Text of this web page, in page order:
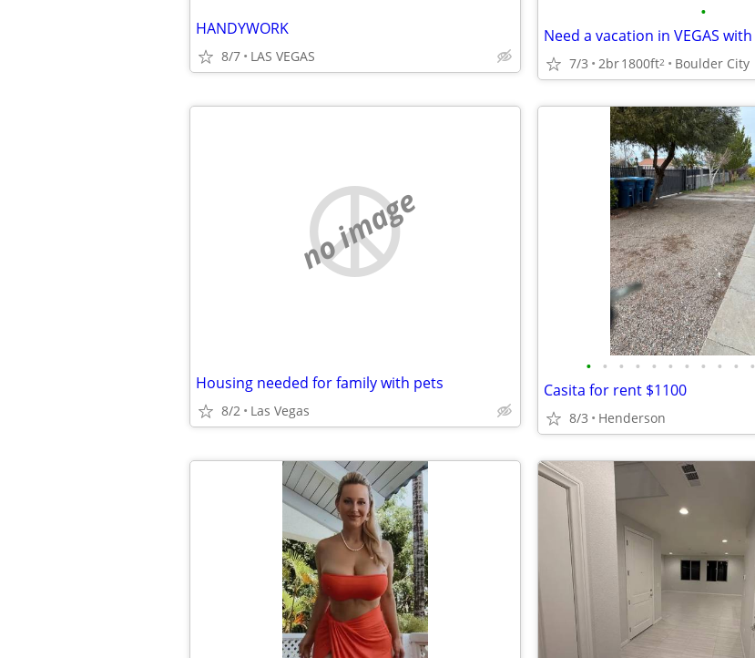
HANDYWORK
8/7 LAS VEGAS
•
7/3 2br1800ft2 Boulder City
no image
Housing needed for family with pets
8/2 Las Vegas
• • • • • • • • • • •
Casita for rent $1100
8/3 Henderson